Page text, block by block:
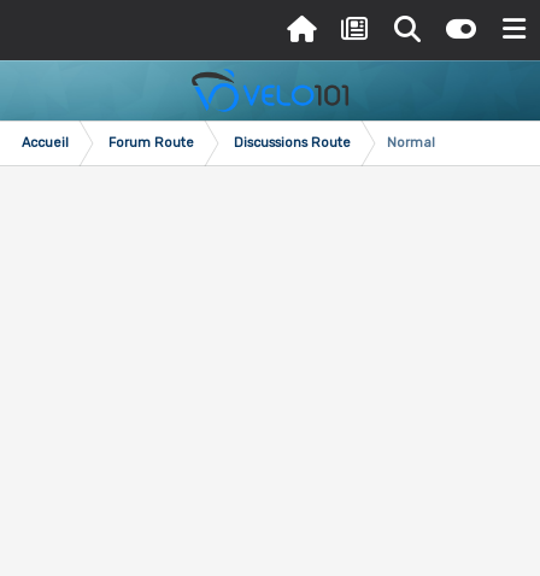
Accueil Forum Route Discussions Route Normal